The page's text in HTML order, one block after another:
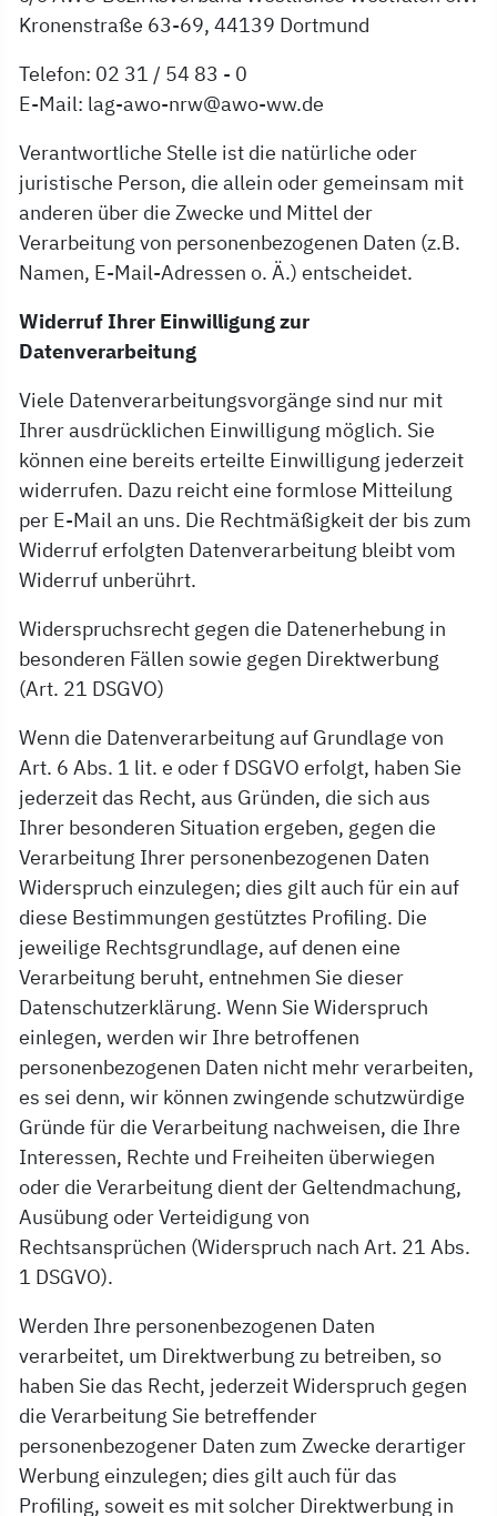
Kronenstraße 63-69, 44139 Dortmund
Telefon: 02 31 / 54 83 - 0
E-Mail: lag-awo-nrw@awo-ww.de
Verantwortliche Stelle ist die natürliche oder
juristische Person, die allein oder gemeinsam mit
anderen über die Zwecke und Mittel der
Verarbeitung von personenbezogenen Daten (z.B.
Namen, E-Mail-Adressen o. Ä.) entscheidet.
Widerruf Ihrer Einwilligung zur
Datenverarbeitung
Viele Datenverarbeitungsvorgänge sind nur mit
Ihrer ausdrücklichen Einwilligung möglich. Sie
können eine bereits erteilte Einwilligung jederzeit
widerrufen. Dazu reicht eine formlose Mitteilung
per E-Mail an uns. Die Rechtmäßigkeit der bis zum
Widerruf erfolgten Datenverarbeitung bleibt vom
Widerruf unberührt.
Widerspruchsrecht gegen die Datenerhebung in
besonderen Fällen sowie gegen Direktwerbung
(Art. 21 DSGVO)
Wenn die Datenverarbeitung auf Grundlage von
Art. 6 Abs. 1 lit. e oder f DSGVO erfolgt, haben Sie
jederzeit das Recht, aus Gründen, die sich aus
Ihrer besonderen Situation ergeben, gegen die
Verarbeitung Ihrer personenbezogenen Daten
Widerspruch einzulegen; dies gilt auch für ein auf
diese Bestimmungen gestütztes Profiling. Die
jeweilige Rechtsgrundlage, auf denen eine
Verarbeitung beruht, entnehmen Sie dieser
Datenschutzerklärung. Wenn Sie Widerspruch
einlegen, werden wir Ihre betroffenen
personenbezogenen Daten nicht mehr verarbeiten,
es sei denn, wir können zwingende schutzwürdige
Gründe für die Verarbeitung nachweisen, die Ihre
Interessen, Rechte und Freiheiten überwiegen
oder die Verarbeitung dient der Geltendmachung,
Ausübung oder Verteidigung von
Rechtsansprüchen (Widerspruch nach Art. 21 Abs.
1 DSGVO).
Werden Ihre personenbezogenen Daten
verarbeitet, um Direktwerbung zu betreiben, so
haben Sie das Recht, jederzeit Widerspruch gegen
die Verarbeitung Sie betreffender
personenbezogener Daten zum Zwecke derartiger
Werbung einzulegen; dies gilt auch für das
Profiling, soweit es mit solcher Direktwerbung in